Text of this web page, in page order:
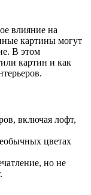
влияние на
картины могут
В этом
картин и как
включая лофт,
цветах
но не